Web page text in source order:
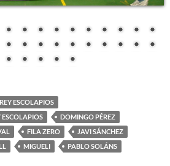
ESCOLAPIOS
ESCOLAPIOS
DOMINGO PÉREZ
FILA ZERO
JAVI SÁNCHEZ
MIGUELI
PABLO SOLÁNS